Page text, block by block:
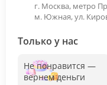
г. Москва, метро
м. Южная, ул.
Только у нас
Не понравится —
вернем деньги